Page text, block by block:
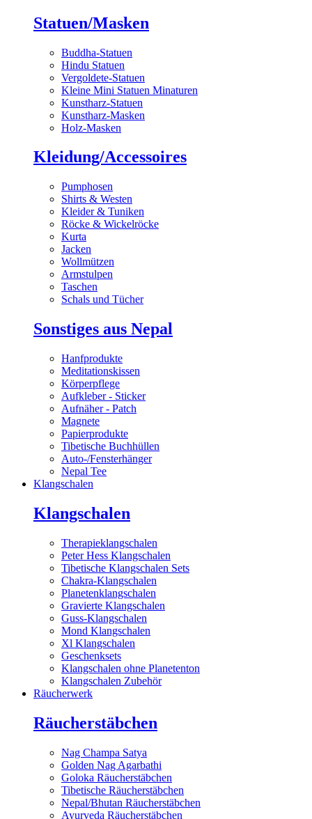
Statuen/Masken
Buddha-Statuen
Hindu Statuen
Vergoldete-Statuen
Kleine Mini Statuen Minaturen
Kunstharz-Statuen
Kunstharz-Masken
Holz-Masken
Kleidung/Accessoires
Pumphosen
Shirts & Westen
Kleider & Tuniken
Röcke & Wickelröcke
Kurta
Jacken
Wollmützen
Armstulpen
Taschen
Schals und Tücher
Sonstiges aus Nepal
Hanfprodukte
Meditationskissen
Körperpflege
Aufkleber - Sticker
Aufnäher - Patch
Magnete
Papierprodukte
Tibetische Buchhüllen
Auto-/Fensterhänger
Nepal Tee
Klangschalen
Klangschalen
Therapieklangschalen
Peter Hess Klangschalen
Tibetische Klangschalen Sets
Chakra-Klangschalen
Planetenklangschalen
Gravierte Klangschalen
Guss-Klangschalen
Mond Klangschalen
Xl Klangschalen
Geschenksets
Klangschalen ohne Planetenton
Klangschalen Zubehör
Räucherwerk
Räucherstäbchen
Nag Champa Satya
Golden Nag Agarbathi
Goloka Räucherstäbchen
Tibetische Räucherstäbchen
Nepal/Bhutan Räucherstäbchen
Ayurveda Räucherstäbchen